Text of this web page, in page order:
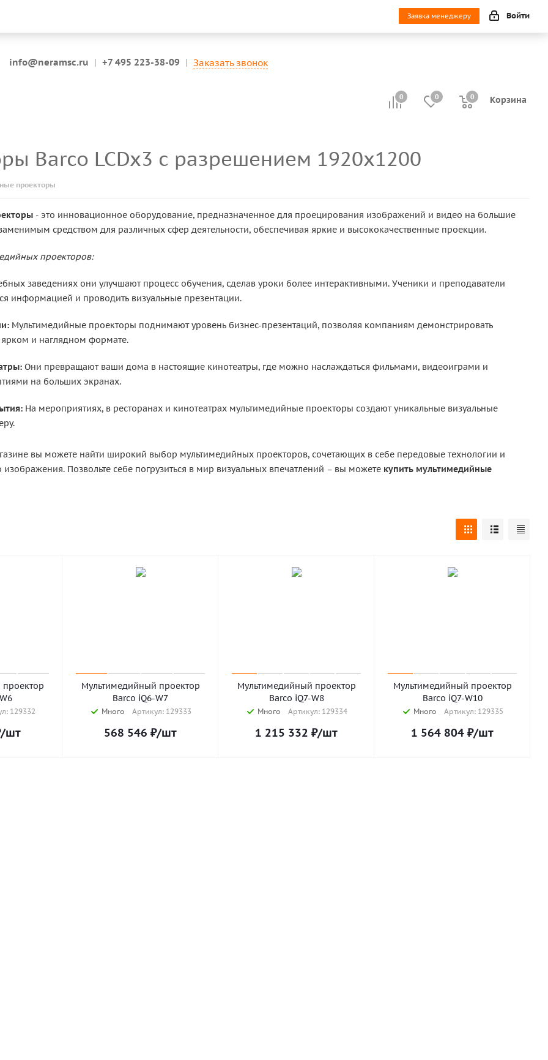
Заявка менеджеру Войти
info@neramsc.ru | +7 495 223-38-09 | Заказать звонок
0 0 Корзина
0
0
Barco LCDx3 с разрешением 1920x1200
проекторы
- это инновационное оборудование, предназначенное для проецирования изображений и видео на большие
средством для различных сфер деятельности, обеспечивая яркие и высококачественные проекции.
проекторов:
заведениях они улучшают процесс обучения, сделав уроки более интерактивными. Ученики и преподаватели
информацией и проводить визуальные презентации.
Мультимедийные проекторы поднимают уровень бизнес-презентаций, позволяя компаниям демонстрировать
и наглядном формате.
Они превращают ваши дома в настоящие кинотеатры, где можно наслаждаться фильмами, видеоиграми и
на больших экранах.
На мероприятиях, в ресторанах и кинотеатрах мультимедийные проекторы создают уникальные визуальные
вы можете найти широкий выбор мультимедийных проекторов, сочетающих в себе передовые технологии и
Позвольте себе погрузиться в мир визуальных впечатлений – вы можете купить мультимедийные
129332
/шт
Мультимедийный проектор
Barco iQ6-W7
Много Артикул: 129333
568 546 ₽/шт
Мультимедийный проектор
Barco iQ7-W8
Много Артикул: 129334
1 215 332 ₽/шт
Мультимедийный проектор
Barco iQ7-W10
Много Артикул: 129335
1 564 804 ₽/шт